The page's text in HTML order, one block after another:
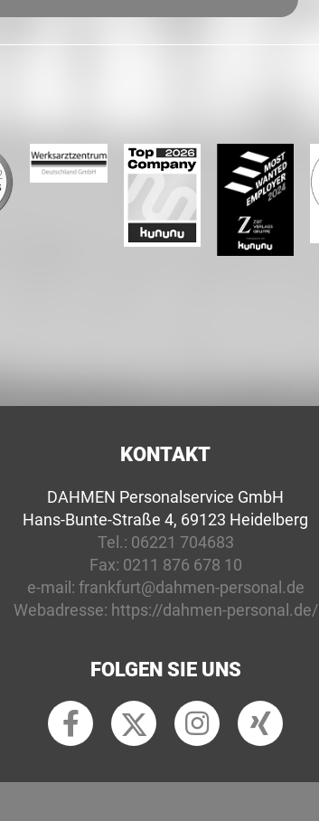
KONTAKT
DAHMEN Personalservice GmbH
Hans-Bunte-Straße 4, 69123 Heidelberg
Tel.: 06221 704683
Fax: 0211 876 678 10
e-mail: frankfurt@dahmen-personal.de
Webadresse: https://dahmen-personal.de/
FOLGEN SIE UNS